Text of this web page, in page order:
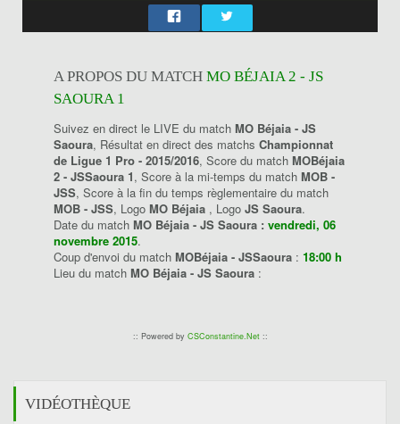
A PROPOS DU MATCH MO BÉJAIA 2 - JS
SAOURA 1
Suivez en direct le LIVE du match MO Béjaia - JS
Saoura, Résultat en direct des matchs Championnat
de Ligue 1 Pro - 2015/2016, Score du match MOBéjaia
2 - JSSaoura 1, Score à la mi-temps du match MOB -
JSS, Score à la fin du temps règlementaire du match
MOB - JSS, Logo MO Béjaia , Logo JS Saoura.
Date du match MO Béjaia - JS Saoura : vendredi, 06
novembre 2015.
Coup d'envoi du match MOBéjaia - JSSaoura : 18:00 h
Lieu du match MO Béjaia - JS Saoura :
:: Powered by CSConstantine.Net::
VIDÉOTHÈQUE